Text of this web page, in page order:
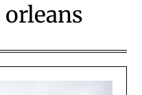
orleans